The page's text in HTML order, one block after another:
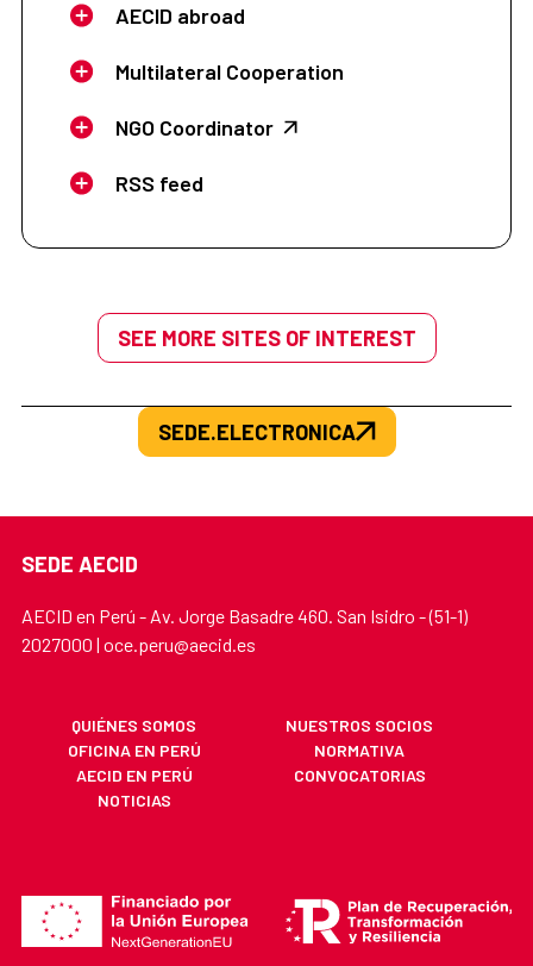
AECID abroad
Multilateral Cooperation
NGO Coordinator
RSS feed
SEE MORE SITES OF INTEREST
SEDE.ELECTRONICA
SEDE AECID
AECID en Perú - Av. Jorge Basadre 460. San Isidro - (51-1)
2027000 | oce.peru@aecid.es
QUIÉNES SOMOS
NUESTROS SOCIOS
OFICINA EN PERÚ
NORMATIVA
AECID EN PERÚ
CONVOCATORIAS
NOTICIAS